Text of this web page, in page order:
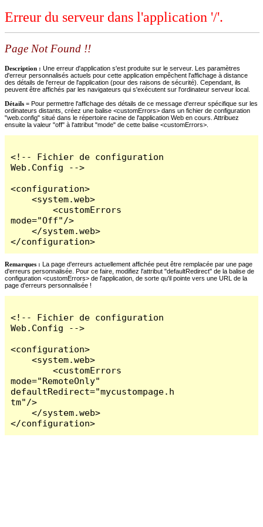
Erreur du serveur dans l'application '/'.
Page Not Found !!
Description : Une erreur d'application s'est produite sur le serveur. Les paramètres
d'erreur personnalisés actuels pour cette application empêchent l'affichage à distance
des détails de l'erreur de l'application (pour des raisons de sécurité). Cependant, ils
peuvent être affichés par les navigateurs qui s'exécutent sur l'ordinateur serveur local.
Détails = Pour permettre l'affichage des détails de ce message d'erreur spécifique sur les
ordinateurs distants, créez une balise <customErrors> dans un fichier de configuration
"web.config" situé dans le répertoire racine de l'application Web en cours. Attribuez
ensuite la valeur "off" à l'attribut "mode" de cette balise <customErrors>.
<!-- Fichier de configuration
Web.Config -->
<configuration>
    <system.web>
        <customErrors
mode="Off"/>
    </system.web>
</configuration>
Remarques : La page d'erreurs actuellement affichée peut être remplacée par une page
d'erreurs personnalisée. Pour ce faire, modifiez l'attribut "defaultRedirect" de la balise de
configuration <customErrors> de l'application, de sorte qu'il pointe vers une URL de la
page d'erreurs personnalisée !
<!-- Fichier de configuration
Web.Config -->
<configuration>
    <system.web>
        <customErrors
mode="RemoteOnly"
defaultRedirect="mycustompage.h
tm"/>
    </system.web>
</configuration>